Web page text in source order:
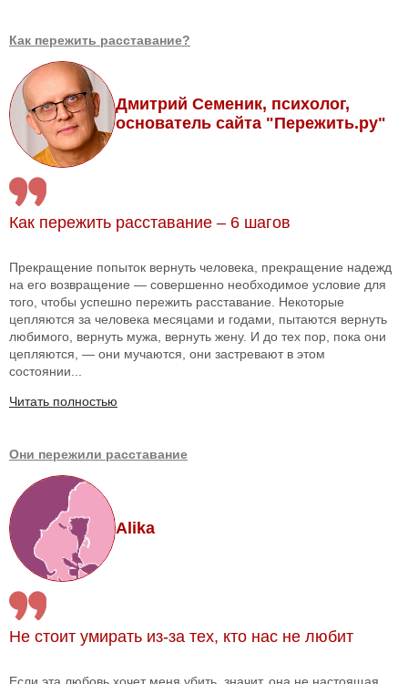
Как пережить расставание?
Дмитрий Семеник, психолог,
основатель сайта "Пережить.ру"
Как пережить расставание – 6 шагов
Прекращение попыток вернуть человека, прекращение надежд
на его возвращение — совершенно необходимое условие для
того, чтобы успешно пережить расставание. Некоторые
цепляются за человека месяцами и годами, пытаются вернуть
любимого, вернуть мужа, вернуть жену. И до тех пор, пока они
цепляются, — они мучаются, они застревают в этом
состоянии...
Читать полностью
Они пережили расставание
Alika
Не стоит умирать из-за тех, кто нас не любит